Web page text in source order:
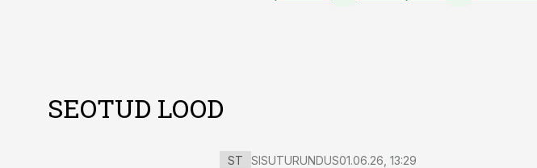
SEOTUD LOOD
ST SISUTURUNDUS01.06.26, 13:29